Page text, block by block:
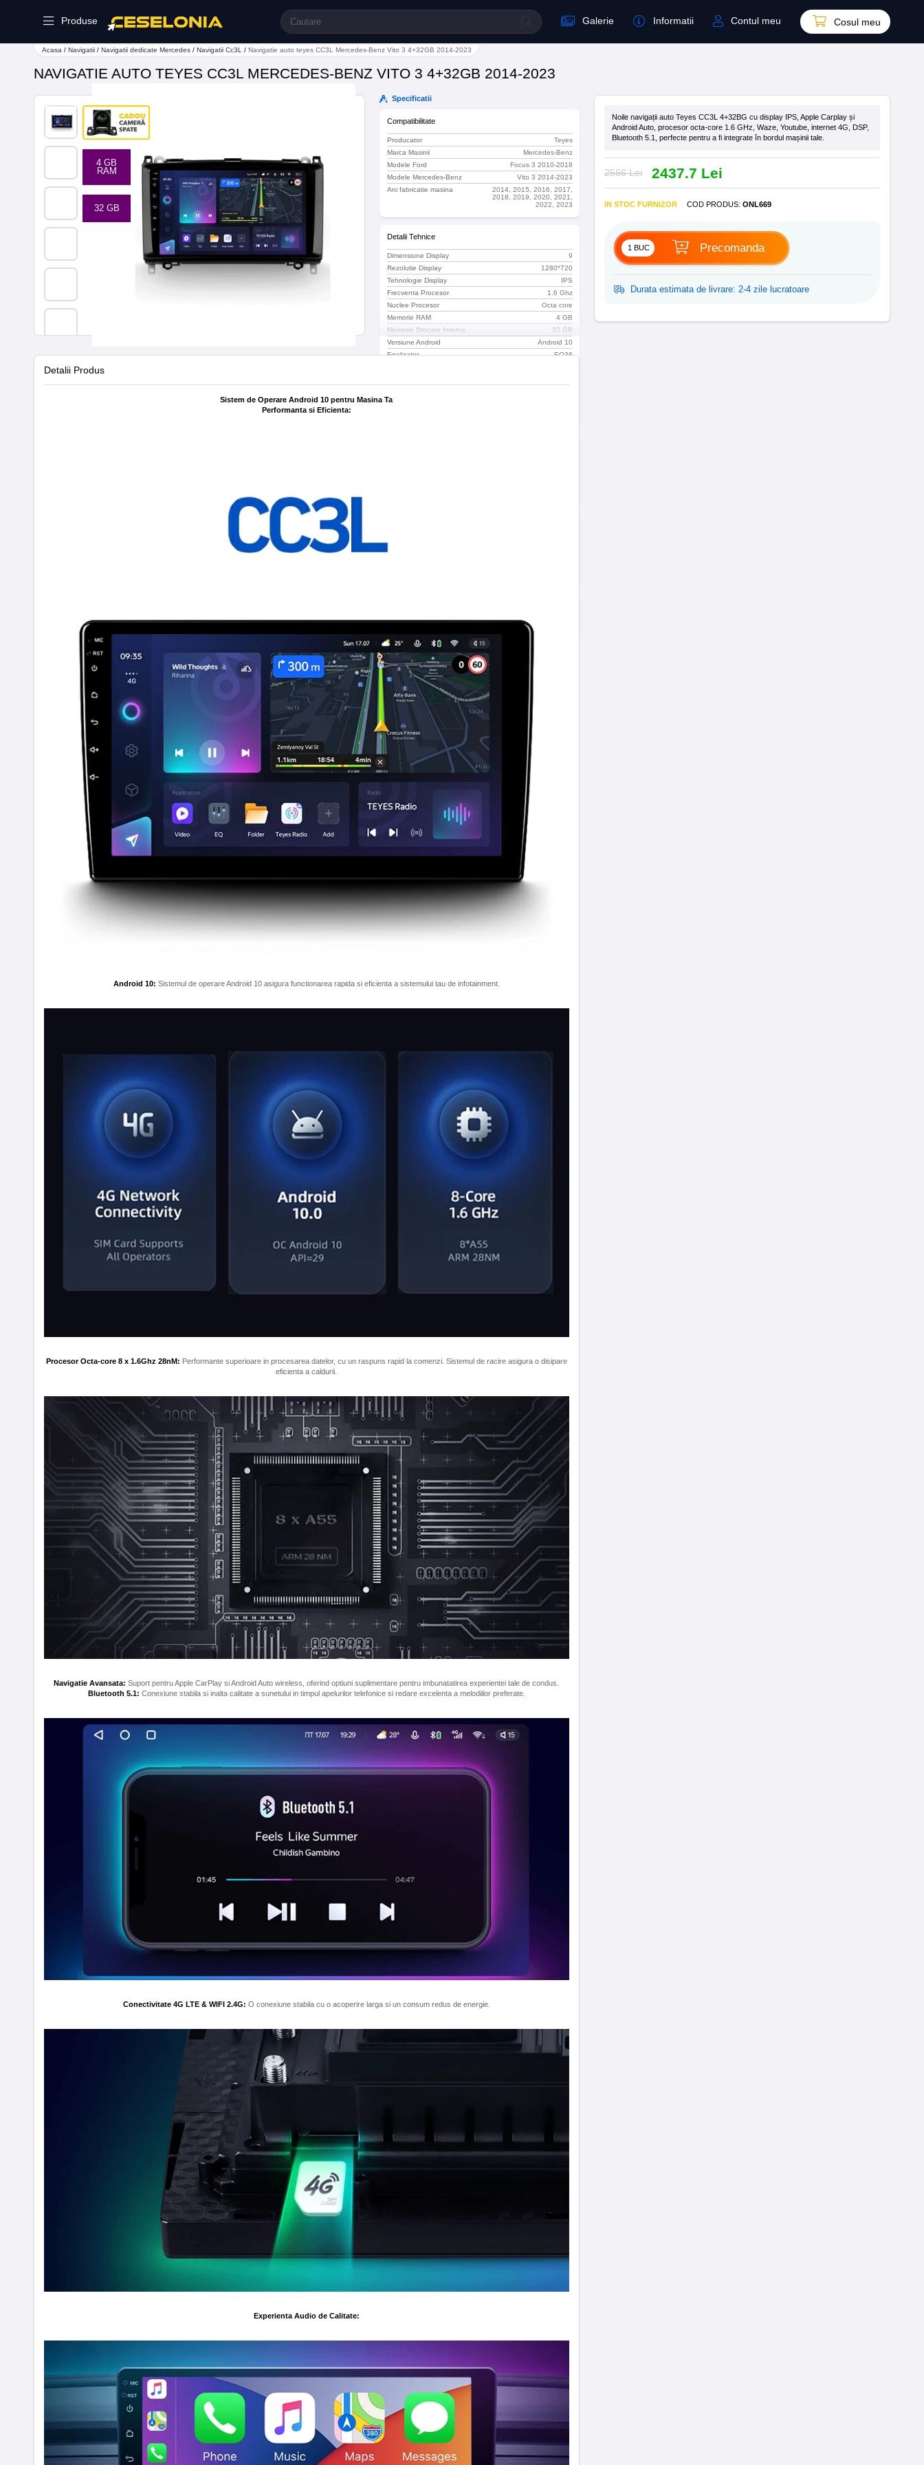
Produse Galerie Informatii Contul meu Cosul meu
Acasa / Navigatii/ Navigatii dedicate Mercedes/ Navigatii Cc3L / Navigatie auto teyes CC3L Mercedes-Benz Vito 3 4+32GB 2014-2023
NAVIGATIE AUTO TEYES CC3L MERCEDES-BENZ VITO 3 4+32GB 2014-2023
4 GB
RAM
32 GB
Specificatii
Compatibilitate
Producator
Teyes
Marca Masinii
Mercedes-Benz
Modele Ford
Focus 3 2010-2018
Modele Mercedes-Benz
Vito 3 2014-2023
Ani fabricatie masina
2014, 2015, 2016, 2017,
2018, 2019, 2020, 2021,
2022, 2023
Detalii Tehnice
Dimensiune Display
9
Rezolutie Display
1280*720
Tehnologie Display
IPS
Frecventa Procesor
1.6 Ghz
Nuclee Procesor
Octa core
Memorie RAM
4 GB
Memorie Stocare Interna
32 GB
Versiune Android
Android 10
Egalizator
EQ36
Camere
Continut Pachet
EAN code 0755249824138
Noile navigații auto Teyes CC3L 4+32BG cu display IPS, Apple Carplay și
Android Auto, procesor octa-core 1.6 GHz, Waze, Youtube, internet 4G, DSP,
Bluetooth 5.1, perfecte pentru a fi integrate în bordul mașinii tale.
2566 Lei 2437.7 Lei
IN STOC FURNIZOR COD PRODUS: ONL669
Precomanda
Durata estimata de livrare: 2-4 zile lucratoare
Detalii Produs
Sistem de Operare Android 10 pentru Masina Ta
Performanta si Eficienta:
Android 10: Sistemul de operare Android 10 asigura functionarea rapida si eficienta a sistemului tau de infotainment.
Procesor Octa-core 8 x 1.6Ghz 28nM: Performante superioare in procesarea datelor, cu un raspuns rapid la comenzi. Sistemul de racire asigura o disipare
eficienta a caldurii.
Navigatie Avansata: Suport pentru Apple CarPlay si Android Auto wireless, oferind optiuni suplimentare pentru imbunatatirea experientei tale de condus.
Bluetooth 5.1: Conexiune stabila si inalta calitate a sunetului in timpul apelurilor telefonice si redare excelenta a melodiilor preferate.
Conectivitate 4G LTE & WIFI 2.4G: O conexiune stabila cu o acoperire larga si un consum redus de energie.
Experienta Audio de Calitate: